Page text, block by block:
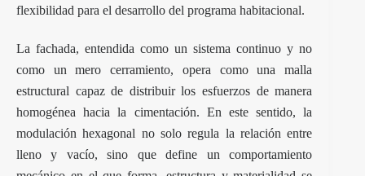
flexibilidad para el desarrollo del programa habitacional.
La fachada, entendida como un sistema continuo y no
como un mero cerramiento, opera como una malla
estructural capaz de distribuir los esfuerzos de manera
homogénea hacia la cimentación. En este sentido, la
modulación hexagonal no solo regula la relación entre
lleno y vacío, sino que define un comportamiento